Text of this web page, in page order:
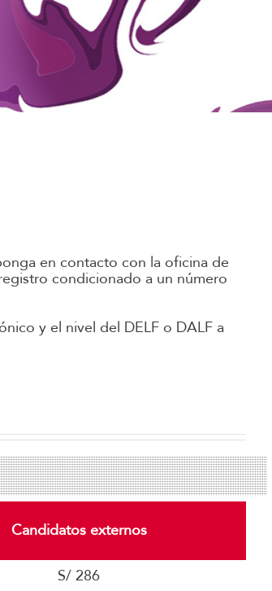
en contacto con la oficina de
condicionado a un número
y el nivel del DELF o DALF a
Candidatos externos
S/ 286